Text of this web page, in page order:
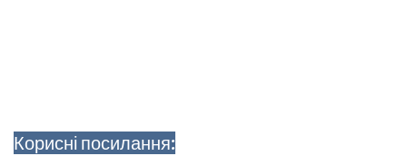
Корисні посилання: